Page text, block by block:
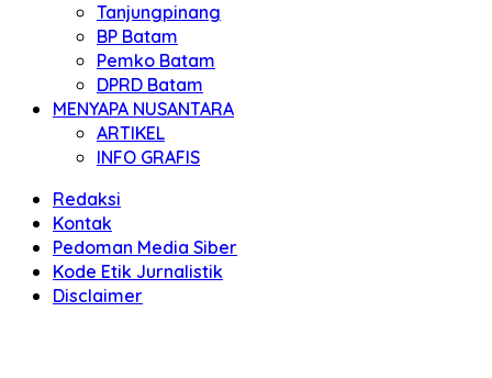
Tanjungpinang
BP Batam
Pemko Batam
DPRD Batam
MENYAPA NUSANTARA
ARTIKEL
INFO GRAFIS
Redaksi
Kontak
Pedoman Media Siber
Kode Etik Jurnalistik
Disclaimer